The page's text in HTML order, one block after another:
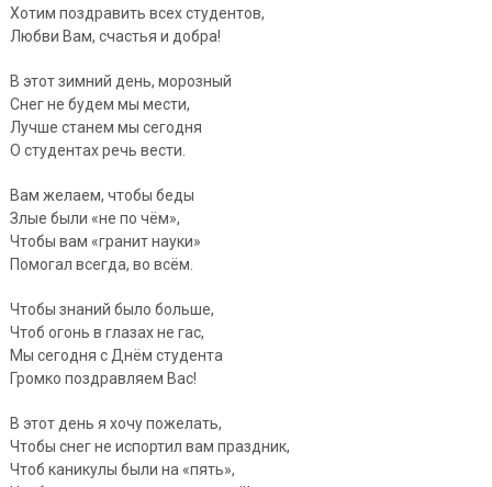
Хотим поздравить всех студентов,
Любви Вам, счастья и добра!
В этот зимний день, морозный
Снег не будем мы мести,
Лучше станем мы сегодня
О студентах речь вести.
Вам желаем, чтобы беды
Злые были «не по чём»,
Чтобы вам «гранит науки»
Помогал всегда, во всём.
Чтобы знаний было больше,
Чтоб огонь в глазах не гас,
Мы сегодня с Днём студента
Громко поздравляем Вас!
В этот день я хочу пожелать,
Чтобы снег не испортил вам праздник,
Чтоб каникулы были на «пять»,